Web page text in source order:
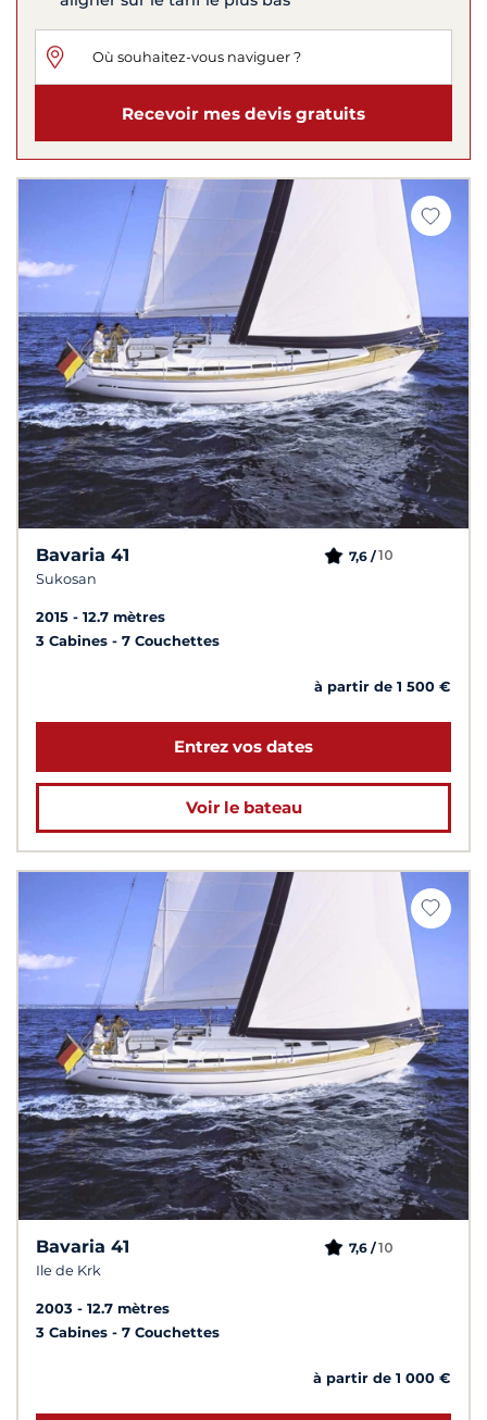
Recevoir mes devis gratuits
Bavaria 41
Sukosan
7,6 /10
2015
12.7 mètres
3 Cabines
7 Couchettes
à partir de 1 500 €
Entrez vos dates
Voir le bateau
Bavaria 41
Ile de Krk
7,6 /10
2003
12.7 mètres
3 Cabines
7 Couchettes
à partir de 1 000 €